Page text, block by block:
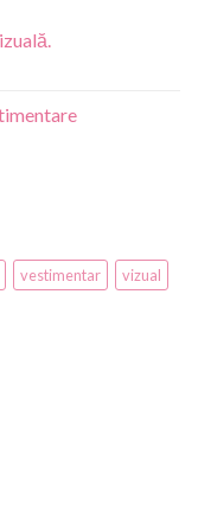
vestimentar vizual